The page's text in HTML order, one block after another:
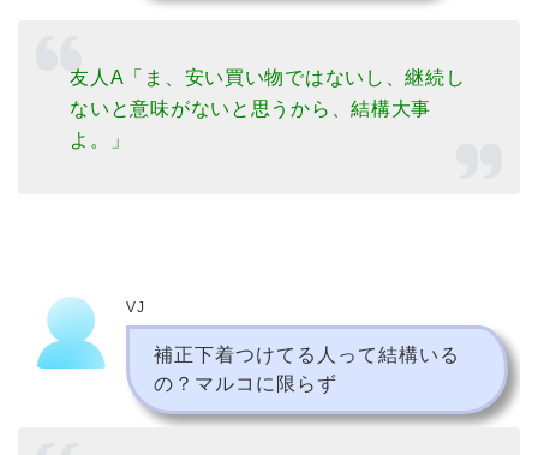
友人A「ま、安い買い物ではないし、継続し
ないと意味がないと思うから、結構大事
よ。」
VJ
補正下着つけてる人って結構いる
の？マルコに限らず